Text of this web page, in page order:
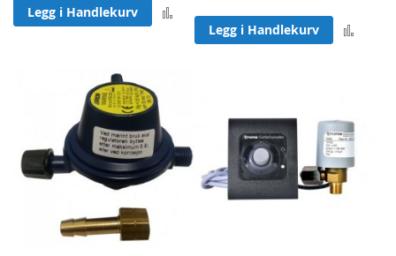
Legg i Handlekurv
Legg i Handlekurv